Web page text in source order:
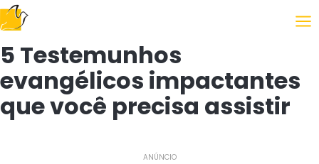
Following the Gospel
5 Testemunhos
evangélicos impactantes
que você precisa assistir
ANÚNCIO